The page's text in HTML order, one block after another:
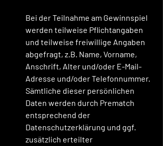
Bei der Teilnahme am Gewinnspiel
werden teilweise Pflichtangaben
und teilweise freiwillige Angaben
abgefragt, z.B. Name, Vorname,
Anschrift, Alter und/oder E-Mail-
Adresse und/oder Telefonnummer.
Sämtliche dieser persönlichen
Daten werden durch Prematch
entsprechend der
Datenschutzerklärung und ggf.
zusätzlich erteilter